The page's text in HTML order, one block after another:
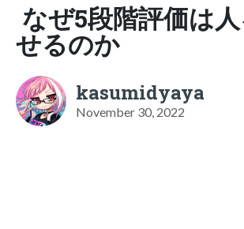
なぜ5段階評価は
せるのか
kasumidyaya
November 30, 2022